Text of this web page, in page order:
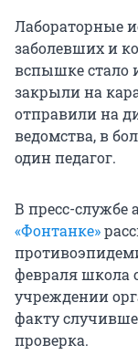
Лабораторные
заболевших и
вспышке стало
закрыли на
отправили на
ведомства, в
один педагог.
В пресс-службе
«Фонтанке»
февраля школа
учреждении
факту
проверка.